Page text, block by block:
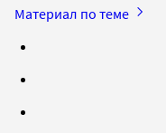
Материал по теме